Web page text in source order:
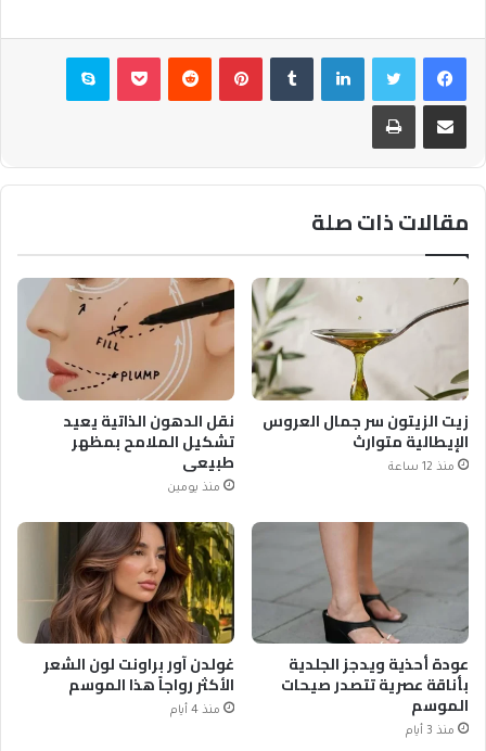
فيسبوكتويتر لينكدإن بينتيريست بوكيت سكايب
مشاركة عبر البريد طباعة
مقالات ذات صلة
زيت الزيتون سر جمال العروس
الإيطالية متوارث
منذ 12 ساعة
نقل الدهون الذاتية يعيد
تشكيل الملامح بمظهر
طبيعي
منذ يومين
عودة أحذية ويدجز الجلدية
بأناقة عصرية تتصدر صيحات
الموسم
منذ 3 أيام
غولدن آور براونت لون الشعر
الأكثر رواجاً هذا الموسم
منذ 4 أيام